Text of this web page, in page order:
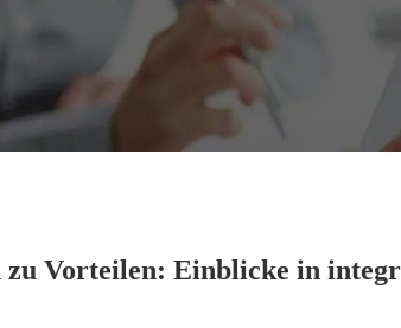
Vorteilen: Einblicke in